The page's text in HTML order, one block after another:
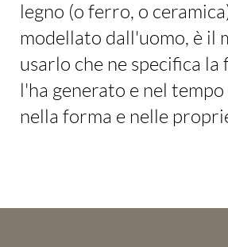
legno (o ferro, o
modellato dall'uomo, è il
usarlo che ne specifica la
l'ha generato e nel
nella forma e nelle
pin